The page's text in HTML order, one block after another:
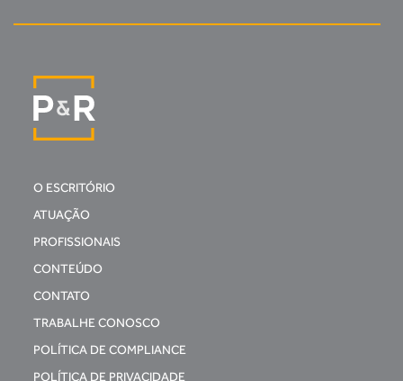
O ESCRITÓRIO
ATUAÇÃO
PROFISSIONAIS
CONTEÚDO
CONTATO
TRABALHE CONOSCO
POLÍTICA DE COMPLIANCE
POLÍTICA DE PRIVACIDADE